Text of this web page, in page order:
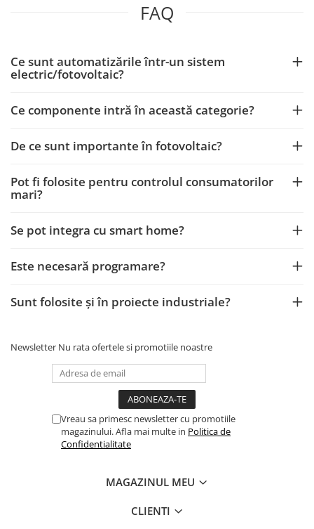
FAQ
Ce sunt automatizările într-un sistem
electric/fotovoltaic?
Ce componente intră în această categorie?
De ce sunt importante în fotovoltaic?
Pot fi folosite pentru controlul consumatorilor
mari?
Se pot integra cu smart home?
Este necesară programare?
Sunt folosite și în proiecte industriale?
Newsletter Nu rata ofertele si promotiile noastre
Vreau sa primesc newsletter cu promotiile
magazinului. Afla mai multe in Politica de
Confidentialitate
MAGAZINUL MEU
CLIENTI